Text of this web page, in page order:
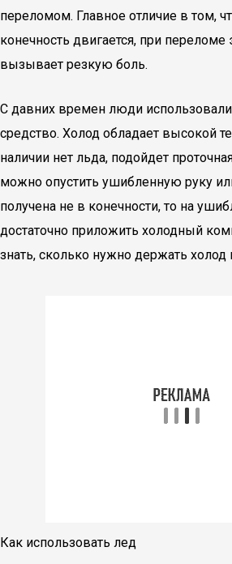
переломом. Главное отличие в том,
конечность двигается, при
вызывает резкую боль.
С давних времен люди
средство. Холод обладает высокой
наличии нет льда, подойдет
можно опустить ушибленную руку
получена не в конечности, то на
достаточно приложить холодный
знать, сколько нужно держать холод
Как использовать лед